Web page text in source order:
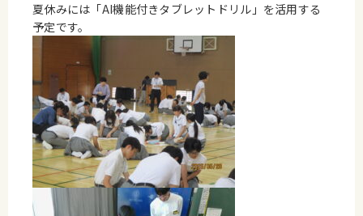
夏休みには「AI機能付きタブレットドリル」を活用する
予定です。